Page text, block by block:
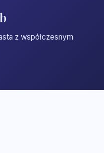
z współczesnym